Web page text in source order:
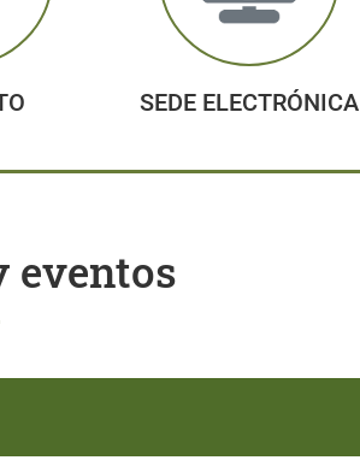
SEDE ELECTRÓNICA
eventos